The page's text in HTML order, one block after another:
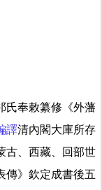
氏奉敕纂修《外藩
譯清內閣大庫所存
古、西藏、回部世
傳》欽定成書後五